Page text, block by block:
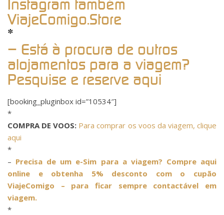
Instagram também
ViajeComigo.Store
*
– Está à procura de outros
alojamentos para a viagem?
Pesquise e reserve aqui
[booking_pluginbox id=”10534″]
*
COMPRA DE VOOS: Para comprar os voos da viagem, clique
aqui
*
– Precisa de um e-Sim para a viagem? Compre aqui
online e obtenha 5% desconto com o cupão
ViajeComigo – para ficar sempre contactável em
viagem.
*